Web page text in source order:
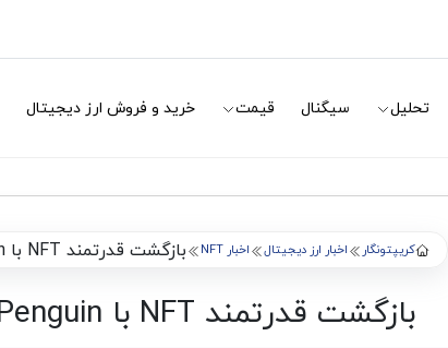
تحلیل سیگنال قیمت خرید و فروش ارز دیجیتال
کریپتونگار اخبار ارز دیجیتال اخبار NFT بازگشت قدرتمند NFT با Pudgy Penguin
بازگشت قدرتمند NFT با Pudgy Penguin